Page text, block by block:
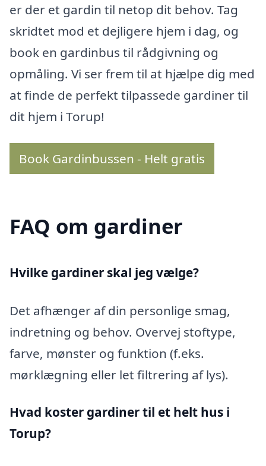
er der et gardin til netop dit behov. Tag
skridtet mod et dejligere hjem i dag, og
book en gardinbus til rådgivning og
opmåling. Vi ser frem til at hjælpe dig med
at finde de perfekt tilpassede gardiner til
dit hjem i Torup!
Book Gardinbussen - Helt gratis
FAQ om gardiner
Hvilke gardiner skal jeg vælge?
Det afhænger af din personlige smag,
indretning og behov. Overvej stoftype,
farve, mønster og funktion (f.eks.
mørklægning eller let filtrering af lys).
Hvad koster gardiner til et helt hus i
Torup?